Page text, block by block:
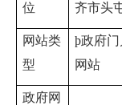
位
齐市头
网站类
型
þ政府
网站
政府网